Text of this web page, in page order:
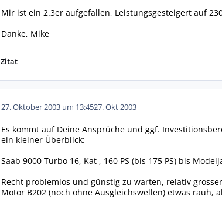
Mir ist ein 2.3er aufgefallen, Leistungsgesteigert auf
Danke, Mike
Zitat
27. Oktober 2003 um 13:4527. Okt 2003
Es kommt auf Deine Ansprüche und ggf.
ein kleiner Überblick:
Saab 9000 Turbo 16, Kat , 160 PS (bis 175 PS) bis
Recht problemlos und günstig zu warten, relativ
Motor B202 (noch ohne Ausgleichswellen) etwas rauh,